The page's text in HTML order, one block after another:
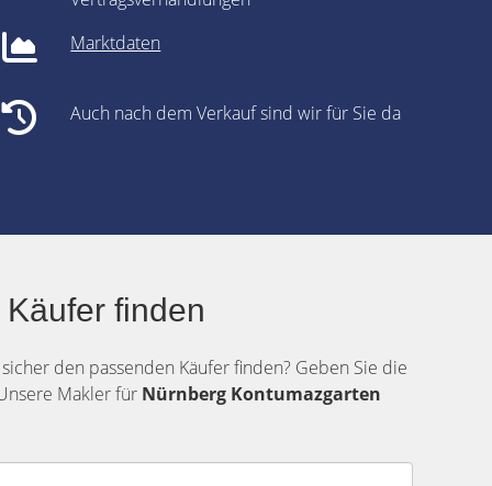
Marktdaten
Auch nach dem Verkauf sind wir für Sie da
finden
den passenden Käufer finden? Geben Sie die
Makler für Nürnberg Kontumazgarten